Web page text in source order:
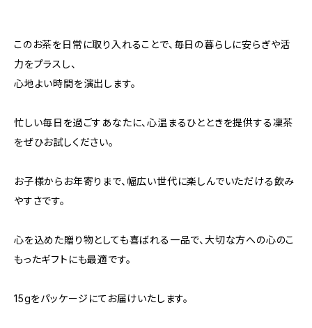
このお茶を日常に取り入れることで、毎日の暮らしに安らぎや活
力をプラスし、
心地よい時間を演出します。
忙しい毎日を過ごすあなたに、心温まるひとときを提供する凜茶
をぜひお試しください。
お子様からお年寄りまで、幅広い世代に楽しんでいただける飲み
やすさです。
心を込めた贈り物としても喜ばれる一品で、大切な方への心のこ
もったギフトにも最適です。
15gをパッケージにてお届けいたします。